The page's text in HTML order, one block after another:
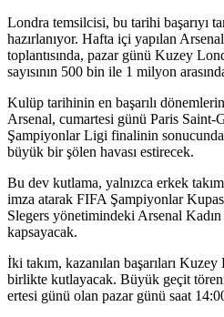
Londra temsilcisi, bu tarihi başarıyı
hazırlanıyor. Hafta içi yapılan
toplantısında, pazar günü Kuzey
sayısının 500 bin ile 1 milyon
Kulüp tarihinin en başarılı
Arsenal, cumartesi günü Paris Saint-
Şampiyonlar Ligi finalinin
büyük bir şölen havası estirecek.
Bu dev kutlama, yalnızca erkek
imza atarak FIFA Şampiyonlar
Slegers yönetimindeki Arsenal Kadın
kapsayacak.
İki takım, kazanılan başarıları
birlikte kutlayacak. Büyük geçit
ertesi günü olan pazar günü saat